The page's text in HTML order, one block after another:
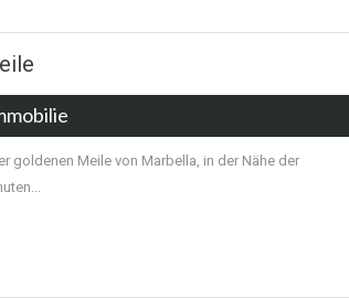
goldenen Meile von Marbella, in der Nähe der